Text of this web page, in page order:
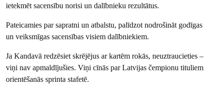
ietekmēt sacensību norisi un dalībnieku rezultātus.
Pateicamies par sapratni un atbalstu, palīdzot nodrošināt godīgas
un veiksmīgas sacensības visiem dalībniekiem.
Ja Kandavā redzēsiet skrējējus ar kartēm rokās, neuztraucieties –
viņi nav apmaldījušies. Viņi cīnās par Latvijas čempionu tituliem
orientēšanās sprinta stafetē.